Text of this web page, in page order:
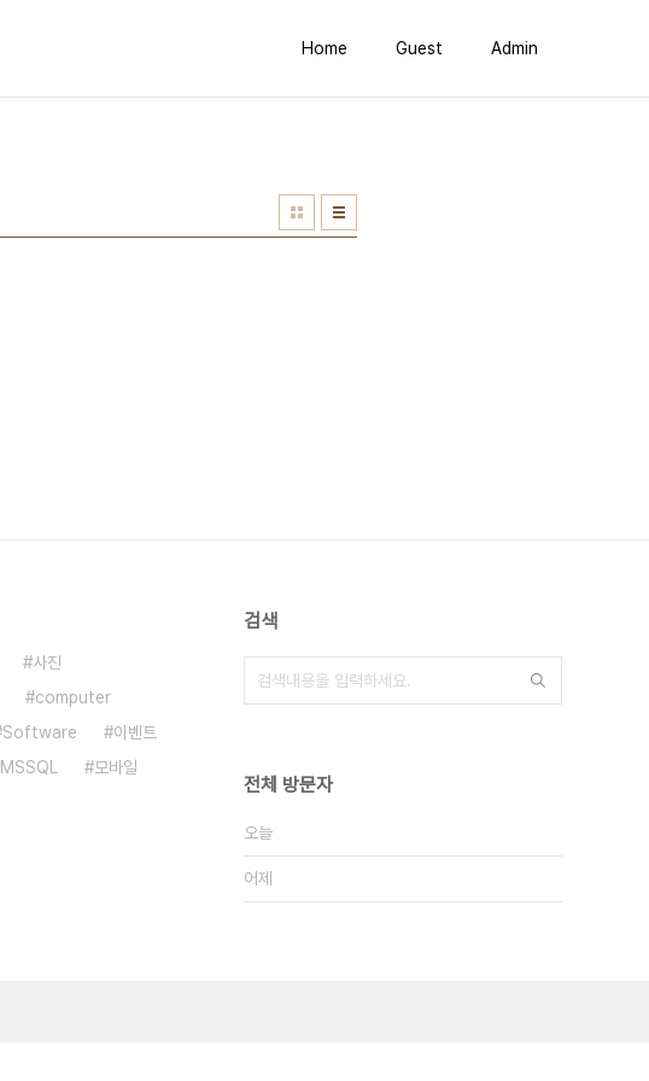
Home Guest Admin
사진
computer
Software
이벤트
MSSQL
모바일
검색
전체 방문자
오늘
어제